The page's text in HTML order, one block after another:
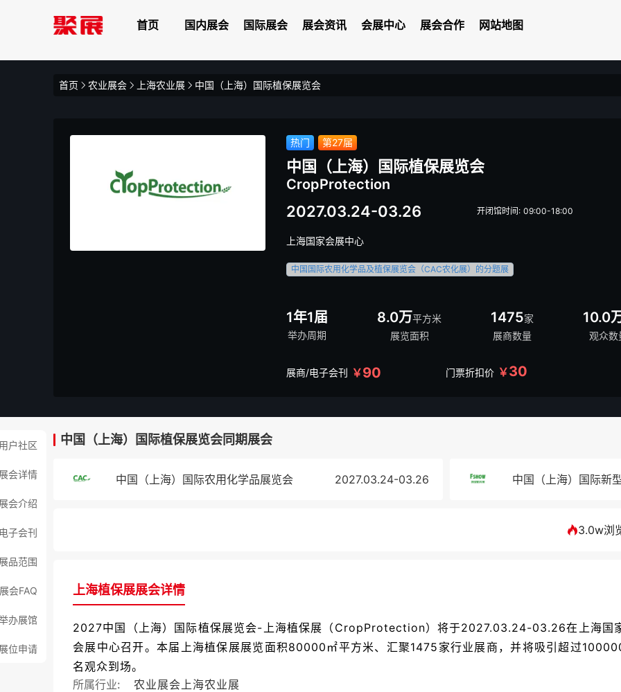
首页 国内展会 国际展会 展会资讯 会展中心 展会合作 网站地图
首页 农业展会 上海农业展 中国（上海）国际植保展览会
热门 第27届
中国（上海）国际植保展览会
CropProtection
2027.03.24-03.26 开闭馆时间: 09:00-18:00
上海国家会展中心
中国国际农用化学品及植保展览会（CAC农化展）的分题展
1年1届
举办周期
8.0万平方米
展览面积
1475家
展商数量
10.0
观众数
展商/电子会刊 ￥90 门票折扣价 ￥30
户社区
会详情
会介绍
子会刊
品范围
会FAQ
办展馆
位申请
中国（上海）国际植保展览会同期展会
中国（上海）国际农用化学品展览会 2027.03.24-03.26 中国（上海）国际新
3.0w浏
上海植保展展会详情
2027中国（上海）国际植保展览会-上海植保展（CropProtection）将于2027.03.24-03.26在上海国
会展中心召开。本届上海植保展展览面积80000㎡平方米、汇聚1475家行业展商，并将吸引超过
名观众到场。
所属行业:
农业展会上海农业展